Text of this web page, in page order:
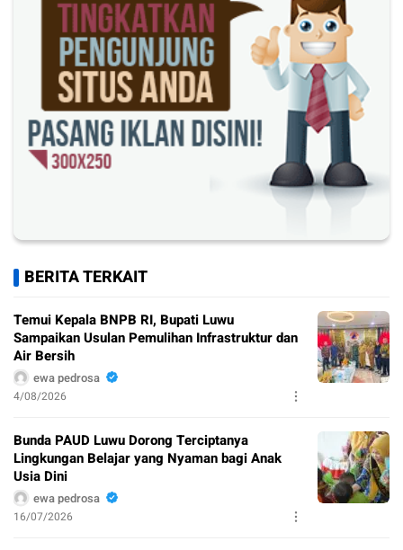
BERITA TERKAIT
Temui Kepala BNPB RI, Bupati Luwu
Sampaikan Usulan Pemulihan Infrastruktur dan
Air Bersih
ewa pedrosa
4/08/2026
Bunda PAUD Luwu Dorong Terciptanya
Lingkungan Belajar yang Nyaman bagi Anak
Usia Dini
ewa pedrosa
16/07/2026